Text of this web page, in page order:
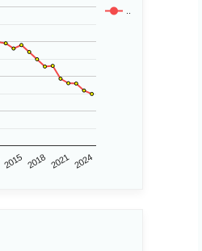
..
2015 2018 2021 2024